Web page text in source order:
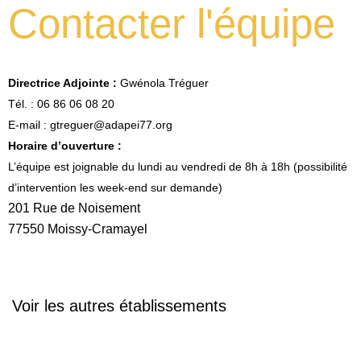
Contacter l'équipe
Directrice Adjointe : Gwénola Tréguer
Tél. : 06 86 06 08 20
E-mail : gtreguer@adapei77.org
Horaire d’ouverture :
L’équipe est joignable du lundi au vendredi de 8h à 18h (possibilité
d’intervention les week-end sur demande)
201 Rue de Noisement
77550 Moissy-Cramayel
Voir les autres établissements